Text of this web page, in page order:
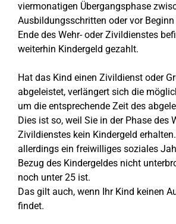
viermonatigen Übergangsphase
Ausbildungsschritten oder vor
Ende des Wehr- oder Zivildienstes
weiterhin Kindergeld gezahlt.
Hat das Kind einen Zivildienst oder
abgeleistet, verlängert sich die
um die entsprechende Zeit des
Dies ist so, weil Sie in der Phase des
Zivildienstes kein Kindergeld
allerdings ein freiwilliges soziales
Bezug des Kindergeldes nicht
noch unter 25 ist.
Das gilt auch, wenn Ihr Kind keinen
findet.